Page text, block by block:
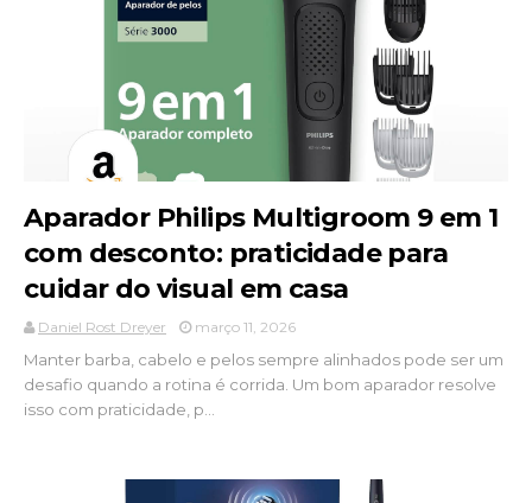
Aparador Philips Multigroom 9 em 1
com desconto: praticidade para
cuidar do visual em casa
Daniel Rost Dreyer março 11, 2026
Manter barba, cabelo e pelos sempre alinhados pode ser um
desafio quando a rotina é corrida. Um bom aparador resolve
isso com praticidade, p...